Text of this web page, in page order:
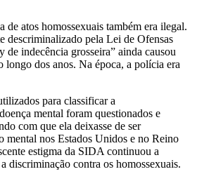
atos homossexuais também era ilegal.
descriminalizado pela Lei de Ofensas
de indecência grosseira” ainda causou
longo dos anos. Na época, a polícia era
para classificar a
mental foram questionados e
com que ela deixasse de ser
mental nos Estados Unidos e no Reino
estigma da SIDA continuou a
discriminação contra os homossexuais.